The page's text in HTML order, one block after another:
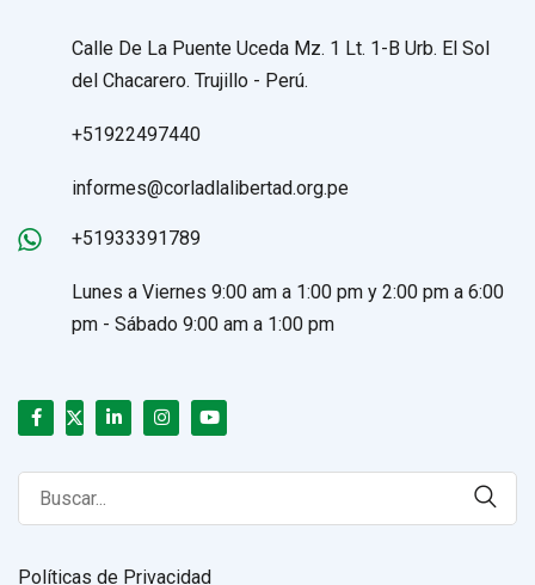
Calle De La Puente Uceda Mz. 1 Lt. 1-B Urb. El Sol
del Chacarero. Trujillo - Perú.
+51922497440
informes@corladlalibertad.org.pe
+51933391789
Lunes a Viernes 9:00 am a 1:00 pm y 2:00 pm a 6:00
pm - Sábado 9:00 am a 1:00 pm
Search
for:
Políticas de Privacidad